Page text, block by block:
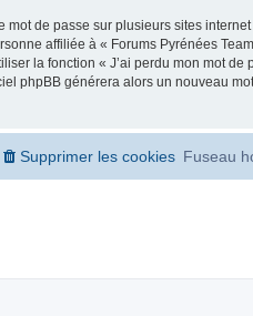
de passe sur plusieurs sites
affiliée à « Forums Pyrénées
la fonction « J’ai perdu mon mot de
phpBB générera alors un nouveau
Fuseau
Supprimer les cookies